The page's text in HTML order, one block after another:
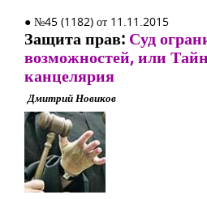
● №45 (1182) от 11.11.2015
Защита прав: Суд
возможностей, или
канцелярия
Дмитрий Новиков